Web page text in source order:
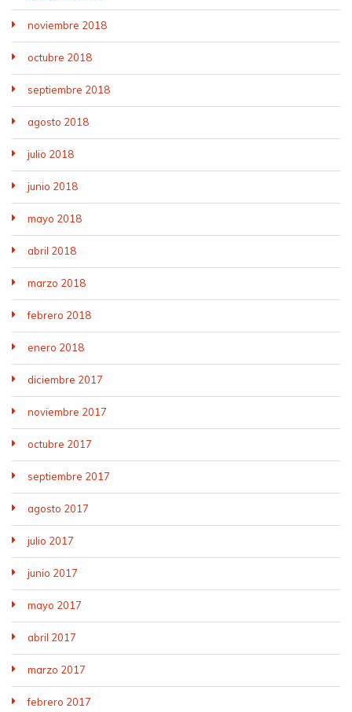
noviembre 2018
octubre 2018
septiembre 2018
agosto 2018
julio 2018
junio 2018
mayo 2018
abril 2018
marzo 2018
febrero 2018
enero 2018
diciembre 2017
noviembre 2017
octubre 2017
septiembre 2017
agosto 2017
julio 2017
junio 2017
mayo 2017
abril 2017
marzo 2017
febrero 2017